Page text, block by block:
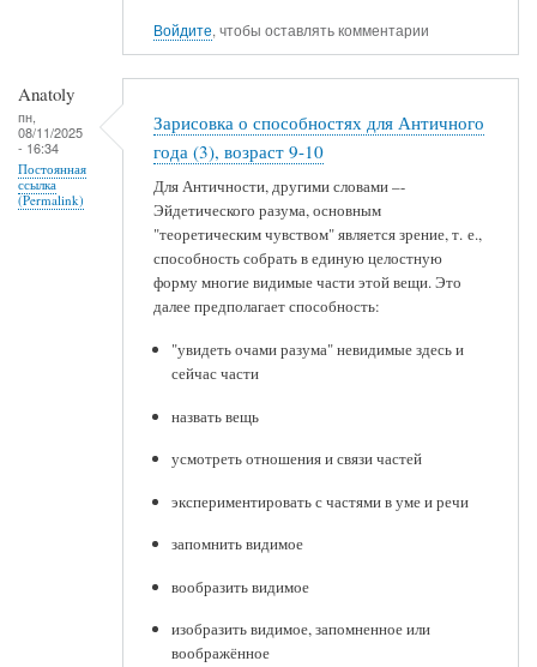
Войдите, чтобы оставлять комментарии
Anatoly
пн,
08/11/2025
- 16:34
Постоянная
ссылка
(Permalink)
Зарисовка о способностях для Античного
года (3), возраст 9-10
Для Античности, другими словами –-
Эйдетического разума, основным
"теоретическим чувством" является зрение, т. е.,
способность собрать в единую целостную
форму многие видимые части этой вещи. Это
далее предполагает способность:
"увидеть очами разума" невидимые здесь и
сейчас части
назвать вещь
усмотреть отношения и связи частей
экспериментировать с частями в уме и речи
запомнить видимое
вообразить видимое
изобразить видимое, запомненное или
воображённое